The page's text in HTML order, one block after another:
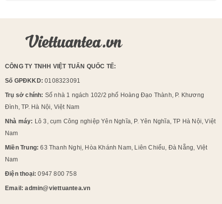
CÔNG TY TNHH VIỆT TUẤN QUỐC TẾ:
Số GPĐKKD: 0108323091
Trụ sở chính: Số nhà 1 ngách 102/2 phố Hoàng Đạo Thành, P. Khương
Đình, TP. Hà Nội, Việt Nam
Nhà máy: Lô 3, cụm Công nghiệp Yên Nghĩa, P. Yên Nghĩa, TP Hà Nội, Việt
Nam
Miền Trung:63 Thanh Nghị, Hòa Khánh Nam, Liên Chiểu, Đà Nẵng, Việt
Nam
Điện thoại:0947 800 758
Email: admin@viettuantea.vn